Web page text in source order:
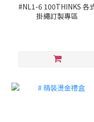
#NL1-6 100THINKS 各
掛繩訂製專區